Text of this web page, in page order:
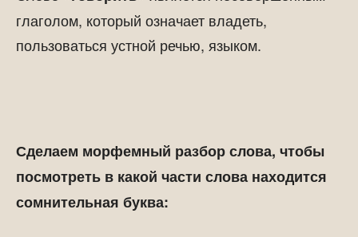
глаголом, который означает владеть,
пользоваться устной речью, языком.
Сделаем морфемный разбор слова, чтобы
посмотреть в какой части слова находится
сомнительная буква: